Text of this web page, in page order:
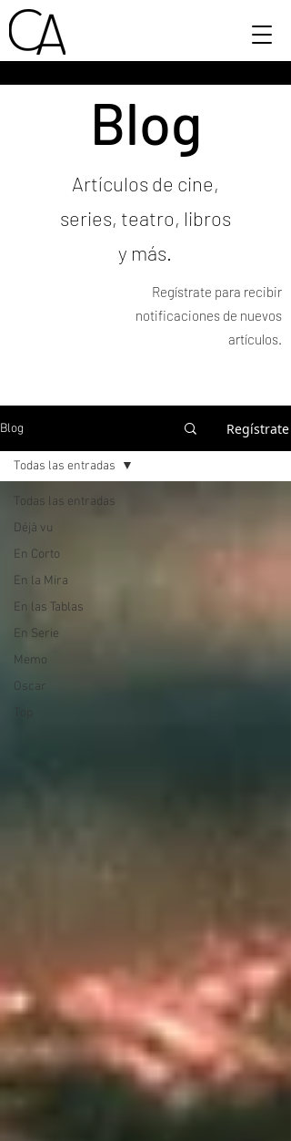
Blog
Artículos de cine,
series, teatro, libros
y más.
Regístrate para recibir
notificaciones de nuevos
artículos.
Blog Regístrate
Todas las entradas
Déjà vu
En Corto
En la Mira
En las Tablas
En Serie
Memo
Oscar
Todas las entradas